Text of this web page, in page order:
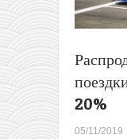
за
113€
20%
05/11/2019